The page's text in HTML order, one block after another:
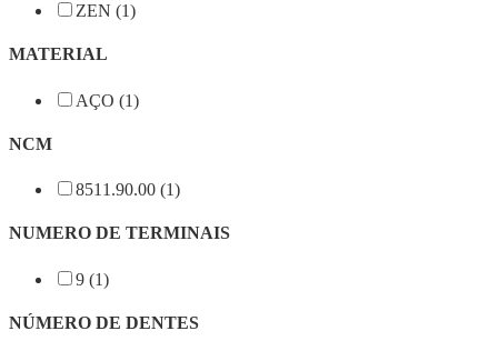
ZEN (1)
MATERIAL
AÇO (1)
NCM
8511.90.00 (1)
NUMERO DE TERMINAIS
9 (1)
NÚMERO DE DENTES